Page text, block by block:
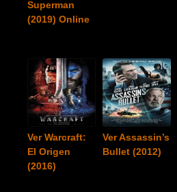
Superman
(2019) Online
Ver Warcraft:
El Origen
(2016)
Ver Assassin’s
Bullet (2012)